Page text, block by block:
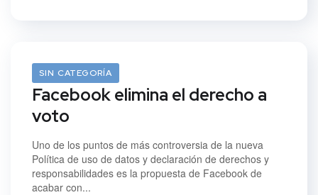
SIN CATEGORÍA
23/11/2012
Facebook elimina el derecho a
voto
Uno de los puntos de más controversia de la nueva
Política de uso de datos y declaración de derechos y
responsabilidades es la propuesta de Facebook de
acabar con...